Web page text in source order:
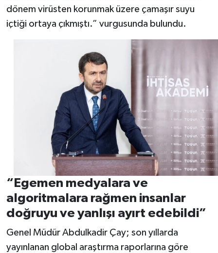
dönem virüsten korunmak üzere çamaşır suyu
içtiği ortaya çıkmıştı.” vurgusunda bulundu.
“Egemen medyalara ve
algoritmalara rağmen insanlar
doğruyu ve yanlışı ayırt edebildi”
Genel Müdür Abdulkadir Çay; son yıllarda
yayınlanan global araştırma raporlarına göre